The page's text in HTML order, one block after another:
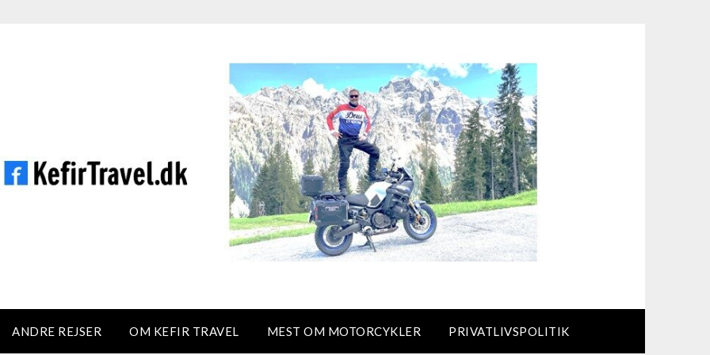
ANDRE REJSER OM KEFIR TRAVEL MEST OM MOTORCYKLER PRIVATLIVSPOLITIK